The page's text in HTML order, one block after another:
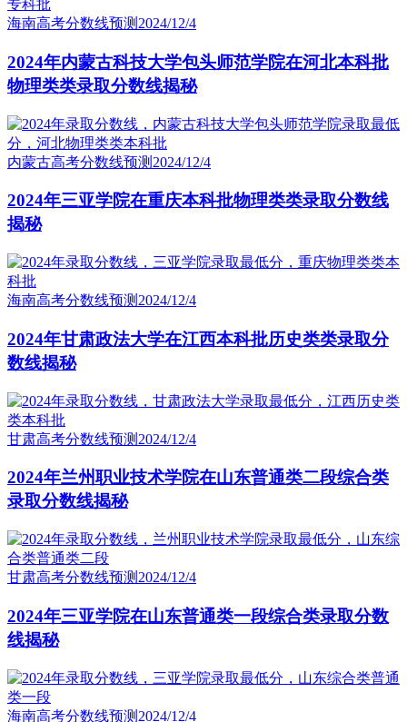
海南高考分数线预测 2024/12/4
2024年内蒙古科技大学包头师范学院在河北本科批
物理类类录取分数线揭秘
内蒙古高考分数线预测 2024/12/4
2024年三亚学院在重庆本科批物理类类录取分数线
揭秘
海南高考分数线预测 2024/12/4
2024年甘肃政法大学在江西本科批历史类类录取分
数线揭秘
甘肃高考分数线预测 2024/12/4
2024年兰州职业技术学院在山东普通类二段综合类
录取分数线揭秘
甘肃高考分数线预测 2024/12/4
2024年三亚学院在山东普通类一段综合类录取分数
线揭秘
海南高考分数线预测 2024/12/4